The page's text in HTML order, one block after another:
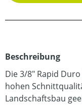
Beschreibung
Die 3/8" Rapid
hohen
Landschaftsbau